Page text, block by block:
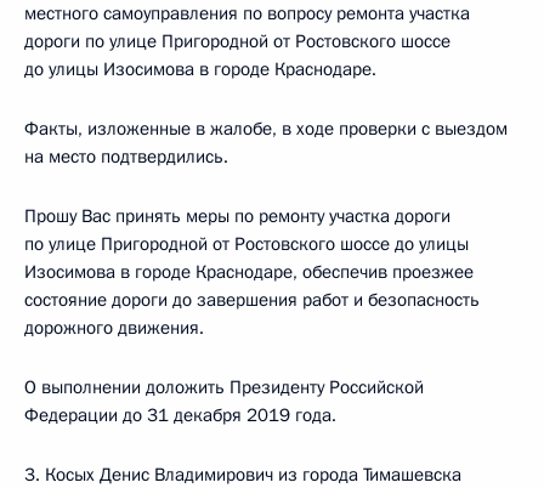
местного самоуправления по вопросу ремонта участка
дороги по улице Пригородной от Ростовского шоссе
до улицы Изосимова в городе Краснодаре.
Факты, изложенные в жалобе, в ходе проверки с выездом
на место подтвердились.
Прошу Вас принять меры по ремонту участка дороги
по улице Пригородной от Ростовского шоссе до улицы
Изосимова в городе Краснодаре, обеспечив проезжее
состояние дороги до завершения работ и безопасность
дорожного движения.
О выполнении доложить Президенту Российской
Федерации до 31 декабря 2019 года.
3. Косых Денис Владимирович из города Тимашевска